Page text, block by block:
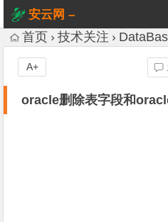
安云网 –
AnYun.ORG
首页 技术关注
oracle删除表字段和
A+